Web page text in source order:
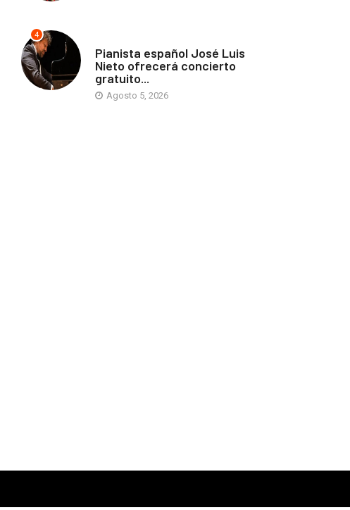
4
Pianista español José Luis
Nieto ofrecerá concierto
gratuito...
Agosto 5, 2026